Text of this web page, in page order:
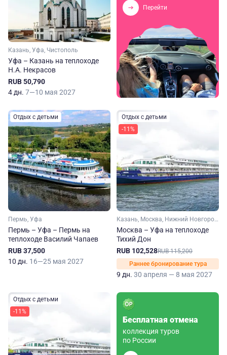
Казань, Уфа, Чистополь
Уфа – Казань на теплоходе
Н.А. Некрасов
RUB 50,790
4 дн. 7—10 мая 2027
Перейти
Отдых с детьми
Пермь, Уфа
Пермь – Уфа – Пермь на
теплоходе Василий Чапаев
RUB 37,500
10 дн. 16—25 мая 2027
Отдых с детьми
-11%
Казань, Москва, Нижний Новгород, Уфа, Чебоксары, Ярославль, Углич, Елабуга
Москва – Уфа на теплоходе
Тихий Дон
RUB 102,528RUB 115,200
Раннее бронирование тура
9 дн. 30 апреля — 8 мая 2027
Отдых с детьми
-11%
Бесплатная отмена
коллекция туров
по России